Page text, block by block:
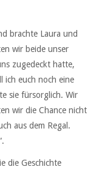
brachte Laura und
wir beide unser
zugedeckt hatte,
ich euch noch eine
sie fürsorglich. Wir
wir die Chance nicht
aus dem Regal.
die Geschichte